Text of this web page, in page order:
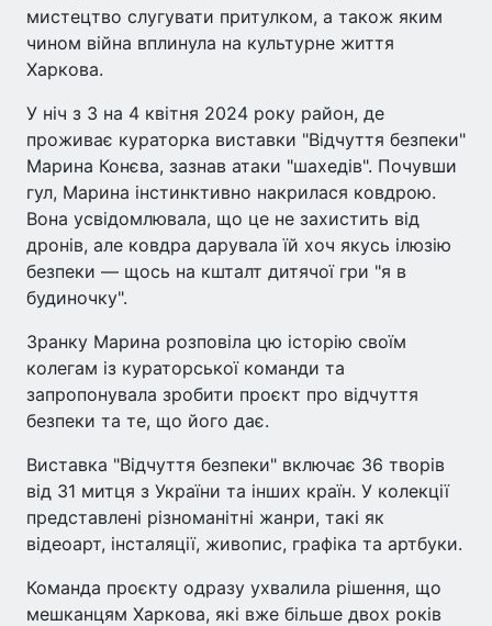
мистецтво слугувати притулком, а також яким
чином війна вплинула на культурне життя
Харкова.
У ніч з 3 на 4 квітня 2024 року район, де
проживає кураторка виставки "Відчуття безпеки"
Марина Конєва, зазнав атаки "шахедів". Почувши
гул, Марина інстинктивно накрилася ковдрою.
Вона усвідомлювала, що це не захистить від
дронів, але ковдра дарувала їй хоч якусь ілюзію
безпеки — щось на кшталт дитячої гри "я в
будиночку".
Зранку Марина розповіла цю історію своїм
колегам із кураторської команди та
запропонувала зробити проєкт про відчуття
безпеки та те, що його дає.
Виставка "Відчуття безпеки" включає 36 творів
від 31 митця з України та інших країн. У колекції
представлені різноманітні жанри, такі як
відеоарт, інсталяції, живопис, графіка та артбуки.
Команда проєкту одразу ухвалила рішення, що
мешканцям Харкова, які вже більше двох років